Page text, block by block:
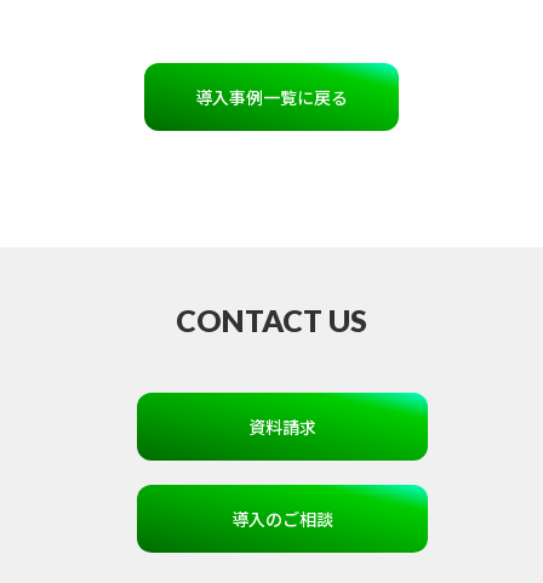
導入事例一覧に戻る
CONTACT US
資料請求
導入のご相談